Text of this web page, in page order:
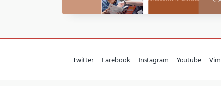
Twitter Facebook Instagram Youtube